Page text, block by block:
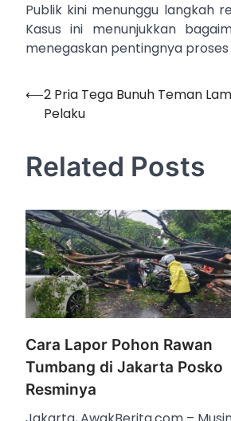
Publik kini menunggu langkah
Kasus ini menunjukkan
menegaskan pentingnya
Navigasi
pos
⟵2 Pria Tega Bunuh Teman
Pelaku
Related Posts
Cara Lapor Pohon Rawan
Tumbang di Jakarta Posko
Resminya